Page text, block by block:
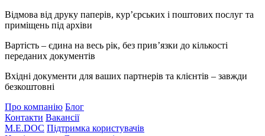
Відмова від друку паперів, кур’єрських і поштових послуг та
приміщень під архіви
Вартість – єдина на весь рік, без прив’язки до кількості
переданих документів
Вхідні документи для ваших партнерів та клієнтів – завжди
безкоштовні
Про компанію Блог
Контакти Вакансії
M.E.DOC Підтримка користувачів